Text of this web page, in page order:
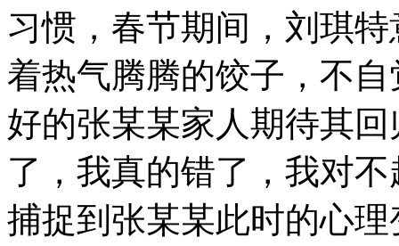
习惯，春节期间，刘琪
着热气腾腾的饺子，不
好的张某某家人期待其
了，我真的错了，我对
捕捉到张某某此时的心